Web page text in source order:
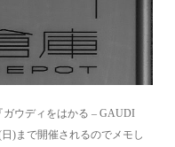
ウディをはかる – GAUDI
)まで開催されるのでメモし